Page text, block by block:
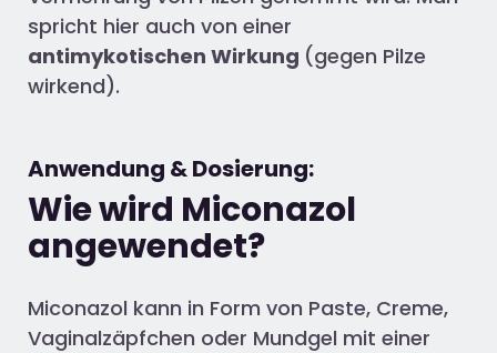
spricht hier auch von einer
antimykotischen Wirkung (gegen Pilze
wirkend).
Anwendung & Dosierung:
Wie wird Miconazol
angewendet?
Miconazol kann in Form von Paste, Creme,
Vaginalzäpfchen oder Mundgel mit einer